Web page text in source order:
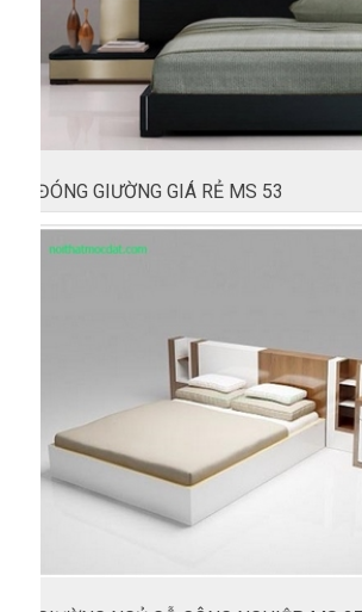
ĐÓNG GIƯỜNG GIÁ RẺ MS 53